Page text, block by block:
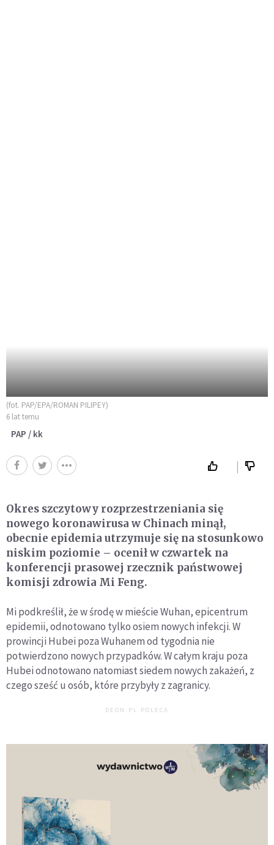
(fot. PAP/EPA/ROMAN PILIPEY)
6 lat temu
PAP / kk
Okres szczytowy rozprzestrzeniania się
nowego koronawirusa w Chinach minął,
obecnie epidemia utrzymuje się na stosunkowo
niskim poziomie – ocenił w czwartek na
konferencji prasowej rzecznik państwowej
komisji zdrowia Mi Feng.
Mi podkreślił, że w środę w mieście Wuhan, epicentrum
epidemii, odnotowano tylko osiem nowych infekcji. W
prowincji Hubei poza Wuhanem od tygodnia nie
potwierdzono nowych przypadków. W całym kraju poza
Hubei odnotowano natomiast siedem nowych zakażeń, z
czego sześć u osób, które przybyły z zagranicy.
DEON.PL POLECA